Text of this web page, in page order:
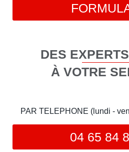
DES
À VOTRE
PAR TELEPHONE (lundi -
04 65 84